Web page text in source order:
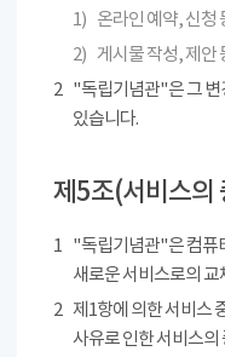
1) 온라인 예약, 신청
2) 게시물 작성, 제안
2 "독립기념관"은 그 변
있습니다.
제5조(서비스의
1 "독립기념관"은 컴퓨
새로운 서비스로의
2 제1항에 의한 서비스
사유로 인한 서비스의